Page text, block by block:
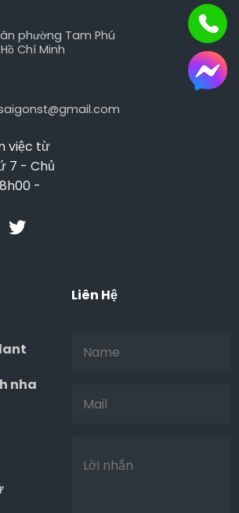
phường Tam Phú
Chí Minh
việc từ
7 - Chủ
-
nha
Liên Hệ